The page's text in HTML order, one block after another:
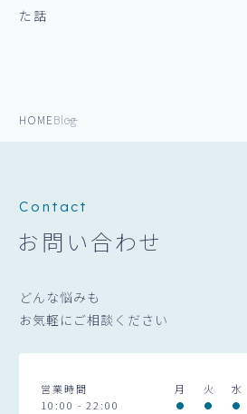
た話
HOMEBlog
Contact
お問い合わせ
どんな悩みも
お気軽にご相談ください
営業時間 月 火 水
10:00 - 22:00